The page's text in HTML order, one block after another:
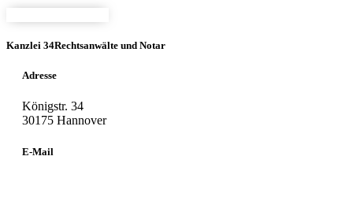
Kanzlei 34Rechtsanwälte und Notar
Adresse
Königstr. 34
30175 Hannover
E-Mail